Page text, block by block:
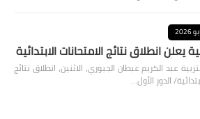
يعلن انطلاق نتائج الامتحانات الابتدائية
عبد الكريم عبطان الجبوري، الاثنين، انطلاق نتائج
الدور الأول…